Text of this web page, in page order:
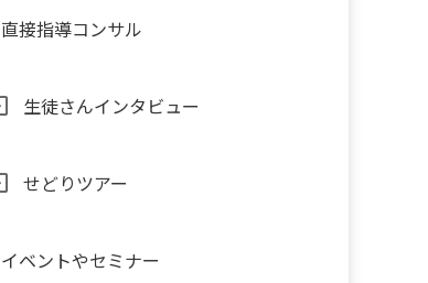
直接指導コンサル
生徒さんインタビュー
せどりツアー
イベントやセミナー